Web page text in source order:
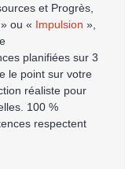
et Progrès,
» ou « Impulsion »,
planifiées sur 3
le point sur votre
réaliste pour
100 %
respectent